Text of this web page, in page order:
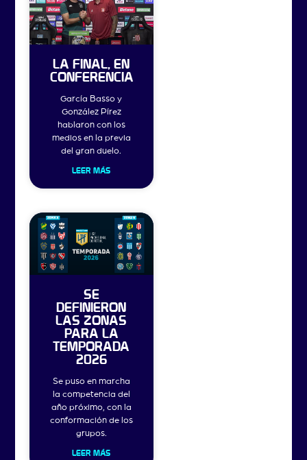
LA FINAL, EN
CONFERENCIA
García Basso y
González Pírez
hablaron con los
medios en la previa
del gran duelo.
LEER MÁS
SE
DEFINIERON
LAS ZONAS
PARA LA
TEMPORADA
2026
Se puso en marcha
la competencia del
año próximo, con la
conformación de los
grupos.
LEER MÁS